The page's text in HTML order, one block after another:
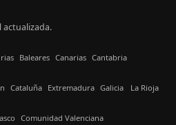
actualizada.
Baleares Canarias Cantabria
Cataluña Extremadura Galicia La Rioja
Comunidad Valenciana